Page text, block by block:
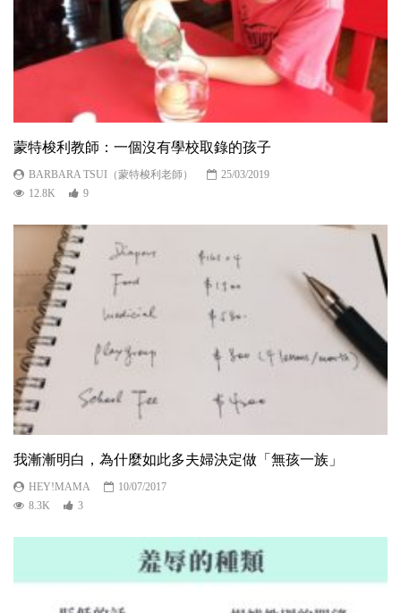
蒙特梭利教師：一個沒有學校取錄的孩子
BARBARA TSUI（蒙特梭利老師）
25/03/2019
12.8K
9
我漸漸明白，為什麼如此多夫婦決定做「無孩一族」
HEY!MAMA
10/07/2017
8.3K
3